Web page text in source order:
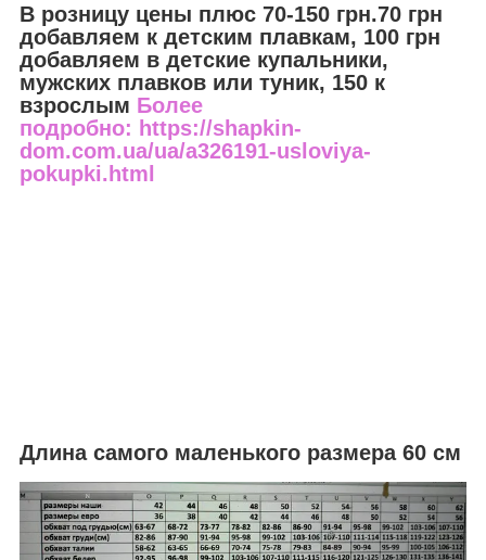
В розницу цены плюс 70-150 грн.70 грн
добавляем к детским плавкам, 100 грн
добавляем в детские купальники,
мужских плавков или туник, 150 к
взрослым Более
подробно: https://shapkin-
dom.com.ua/ua/a326191-usloviya-
pokupki.html
Длина самого маленького размера 60 см